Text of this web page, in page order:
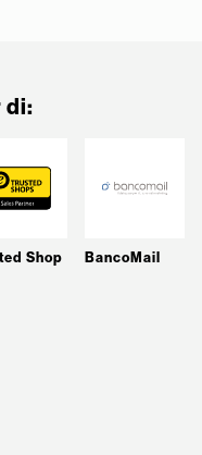
di:
Shop BancoMail